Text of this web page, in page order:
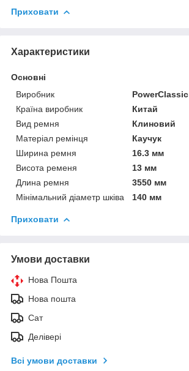
Приховати
Характеристики
Основні
Виробник
PowerClassic
Країна виробник
Китай
Вид ремня
Клиновий
Матеріал ремінця
Каучук
Ширина ремня
16.3 мм
Висота ременя
13 мм
Длина ремня
3550 мм
Мінімальний діаметр шківа
140 мм
Приховати
Умови доставки
Нова Пошта
Нова пошта
Сат
Делівері
Всі умови доставки